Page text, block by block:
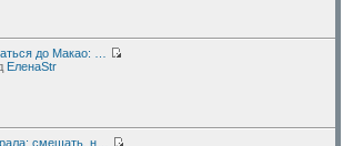
до Макао: …
ЕленаStr
смешать, н…